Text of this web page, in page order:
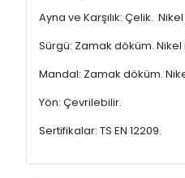
Ayna ve Karşılık: Çelik.
Sürgü: Zamak döküm. Nikel
Mandal: Zamak döküm.
Yön: Çevrilebilir.
Sertifikalar: TS EN 12209.